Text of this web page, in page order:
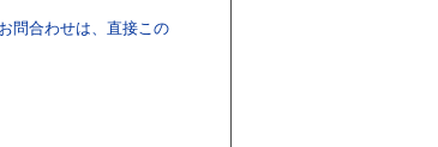
問合わせは、直接この